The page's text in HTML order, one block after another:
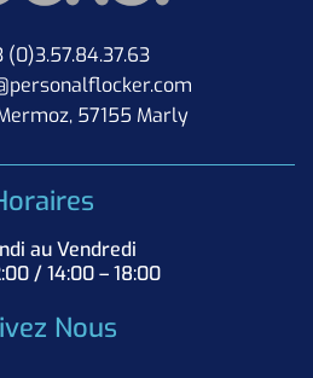
(0)3.57.84.37.63
57155 Marly
au Vendredi
/ 14:00 – 18:00
Nous